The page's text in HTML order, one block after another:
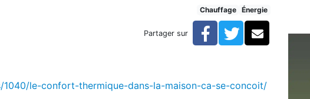
Chauffage Énergie
Partager sur Facebook
TwitterCourriel
le-confort-thermique-dans-la-maison-ca-se-concoit/